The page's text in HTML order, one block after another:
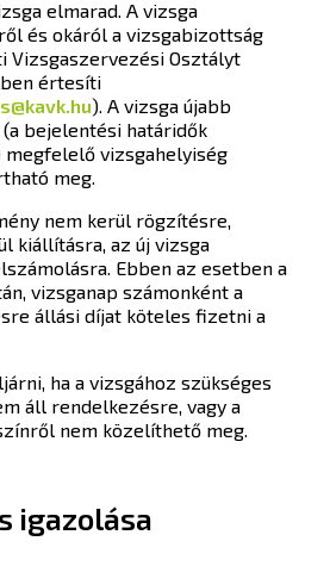
elmarad. A vizsga
és okáról a vizsgabizottság
Vizsgaszervezési Osztályt
értesíti
). A vizsga újabb
bejelentési határidők
vizsgahelyiség
meg.
nem kerül rögzítésre,
kiállításra, az új vizsga
Ebben az esetben a
vizsganap számonként a
állási díjat köteles fizetni a
ha a vizsgához szükséges
áll rendelkezésre, vagy a
nem közelíthető meg.
igazolása